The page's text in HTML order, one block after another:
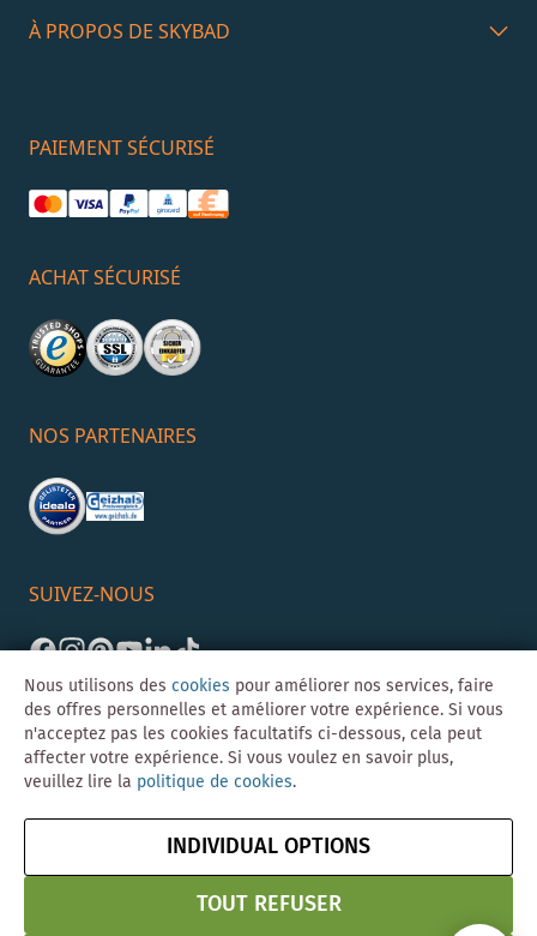
À PROPOS DE SKYBAD
PAIEMENT SÉCURISÉ
ACHAT SÉCURISÉ
NOS PARTENAIRES
SUIVEZ-NOUS
Magento-Agentur Y1 Digital AG
& Sécurité
Résilier le contrat
Nous utilisons des cookies pour améliorer nos services, faire
des offres personnelles et améliorer votre expérience. Si vous
n'acceptez pas les cookies facultatifs ci-dessous, cela peut
affecter votre expérience. Si vous voulez en savoir plus,
veuillez lire la politique de cookies.
INDIVIDUAL OPTIONS
TOUT REFUSER